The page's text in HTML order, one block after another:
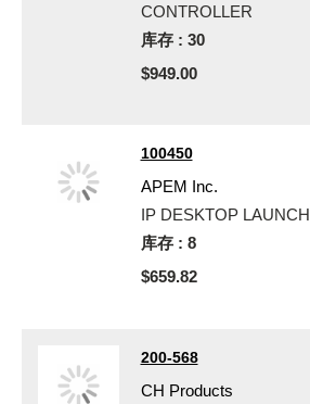
CONTROLLER
库存 : 30
$949.00
100450
APEM Inc.
IP DESKTOP LAUNCH
库存 : 8
$659.82
200-568
CH Products